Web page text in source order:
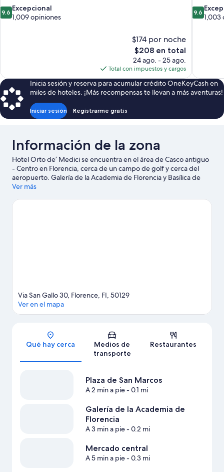
9.6
de
9.6 Excepcional
1,009 opiniones
$174 por noche
El
precio
actual
es
de
$208
$208 en total
24 ago. - 25 ago.
Total con impuestos y cargos
9.6
de
9.6
1,003
Inicia sesión y reserva para acumular crédito OneKeyCash en
miles de hoteles. ¡Más recompensas te llevan a más aventuras!
Iniciar sesión Registrarme gratis
Información de la zona
Hotel Orto de’ Medici se encuentra en el área de Casco antiguo
- Centro en Florencia, cerca de un campo de golf y cerca del
aeropuerto. Galería de la Academia de Florencia y Basílica de
Santa María Novella son lugares culturales destacados, y
incluyen Catedral de Santa María del Fiore y Ponte Vecchio.
Ver más
Sección del mapa
Via San Gallo 30, Florence, FI, 50129
Ver en el mapa
Qué hay cerca
Medios de
transporte
Restaurantes
Plaza de San Marcos
A 2 min a pie- 0.1 mi
Galería de la Academia de
Florencia
A 3 min a pie- 0.2 mi
Mercado central
A 5 min a pie- 0.3 mi